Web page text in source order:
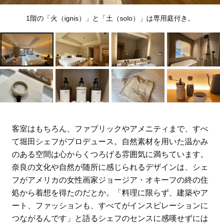
1階の「火（ignis）」と「土（solo）」は専用庭付き。
夏帆さん、「35歳になった
今も自分自身が一番わから
ない。 新しい役に出会う
たび、自分探しをしていま
す」
【ゲリラ豪雨・不眠・疲
労】旅の不安をゼロにす
る！オシャレライターの
「夏の旅行バッグの中身」
3選！
Recommended by
年末までに完了する！【ル
ームリセット１カ月予定
表】で新年の幸運を呼び込
んで
【宿泊券プレゼント】美ら
海のパノラマビューに感
動！「コートヤード・バ
イ・マリオット 沖縄リゾ
ート」で心ほどける沖縄ス
テイ
Recommended by
客室はもちろん、ファブリックやアメニティまで、すべ
て堀田シェフがプロデュース。自然素材を用いた温かみ
のある空間は心からくつろげる雰囲気に満ちています。
奈良の文化や自然が随所に感じられるデザインは、シェ
フがアメリカの女性画家ジョージア・オキーフの終の住
処から着想を得たのだとか。「料理に限らず、建築やア
ート、ファッションも、すべてがインスピレーションに
つながるんです」と語るシェフのセンスに感嘆せずには